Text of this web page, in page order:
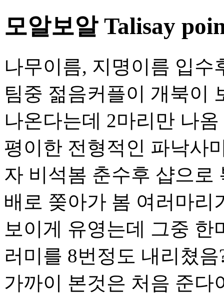
모알보알 Talisay
나무이름, 지명이름 입수
팀중 젊음커플이 개북이
나온다는데 2마리만 나
평이한 전형적인 파낙사
자 비석봄 춘수후 샵으로
배로 쫒아가 봄 여러마리
보이게 유영는데 그중
러미를 8번정도 내리쳤
가까이 본것은 처음 준다